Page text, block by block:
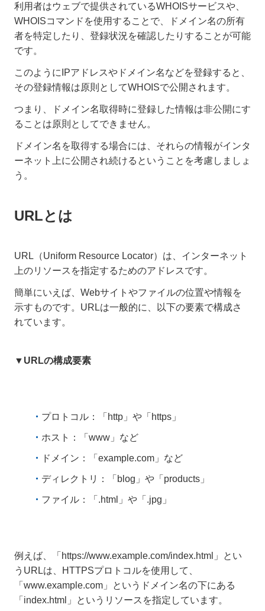
利用者はウェブで提供されているWHOISサービスや、
WHOISコマンドを使用することで、ドメイン名の所有
者を特定したり、登録状況を確認したりすることが可能
です。
このようにIPアドレスやドメイン名などを登録すると、
その登録情報は原則としてWHOISで公開されます。
つまり、ドメイン名取得時に登録した情報は非公開にす
ることは原則としてできません。
ドメイン名を取得する場合には、それらの情報がインタ
ーネット上に公開され続けるということを考慮しましょ
う。
URLとは
URL（Uniform Resource Locator）は、インターネット
上のリソースを指定するためのアドレスです。
簡単にいえば、Webサイトやファイルの位置や情報を
示すものです。URLは一般的に、以下の要素で構成さ
れています。
▼URLの構成要素
プロトコル：「http」や「https」
ホスト：「www」など
ドメイン：「example.com」など
ディレクトリ：「blog」や「products」
ファイル：「.html」や「.jpg」
例えば、「https://www.example.com/index.html」とい
うURLは、HTTPSプロトコルを使用して、
「www.example.com」というドメイン名の下にある
「index.html」というリソースを指定しています。